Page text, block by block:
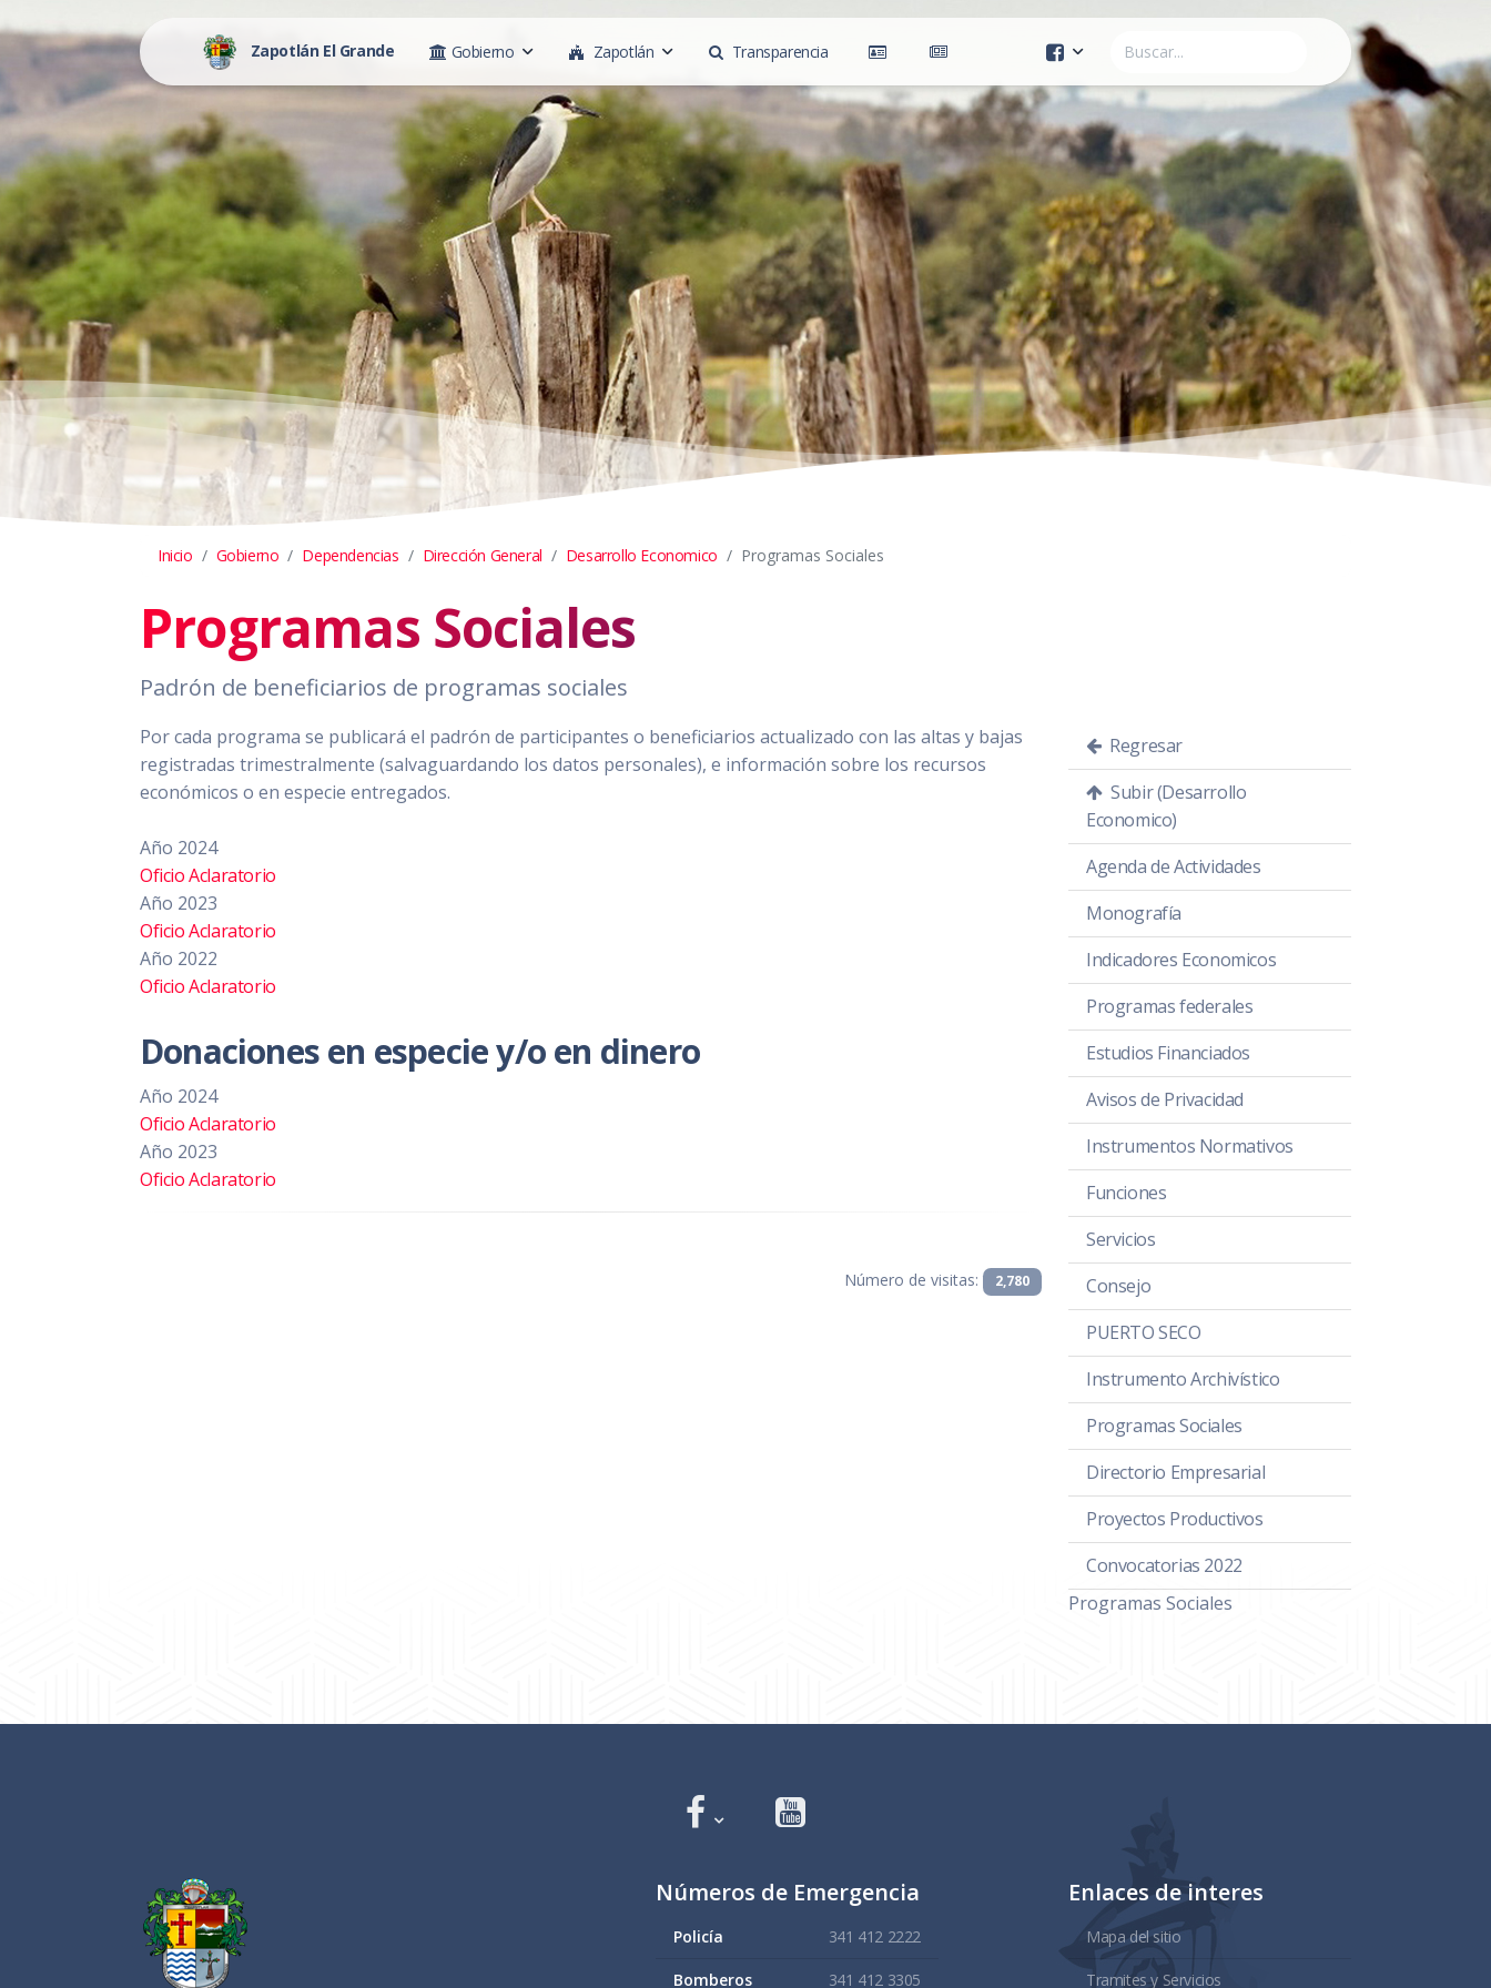
Zapotlán El Grande Gobierno Zapotlán Transparencia
Cuenta Oficial
Construcción de Comunidad
Servicios Públicos
Instituto de la Mujer
Tránsito y Vialidad
Gestión de la Ciudad
Youtube
Inicio Gobierno Dependencias Dirección General Desarrollo Economico Programas Sociales
Programas Sociales
Padrón de beneficiarios de programas sociales
Por cada programa se publicará el padrón de participantes o beneficiarios actualizado con las altas y bajas
registradas trimestralmente (salvaguardando los datos personales), e información sobre los recursos
económicos o en especie entregados.
Año 2024
Oficio Aclaratorio
Año 2023
Oficio Aclaratorio
Año 2022
Oficio Aclaratorio
Donaciones en especie y/o en dinero
Año 2024
Oficio Aclaratorio
Año 2023
Oficio Aclaratorio
Número de visitas: 2,780
Regresar
Subir (Desarrollo
Economico)
Agenda de Actividades
Monografía
Indicadores Economicos
Programas federales
Estudios Financiados
Avisos de Privacidad
Instrumentos Normativos
Funciones
Servicios
Consejo
PUERTO SECO
Instrumento Archivístico
Programas Sociales
Directorio Empresarial
Proyectos Productivos
Convocatorias 2022
Programas Sociales
Números de Emergencia
Policía 341 412 2222
Bomberos 341 412 3305
Enlaces de interes
Mapa del sitio
Tramites y Servicios